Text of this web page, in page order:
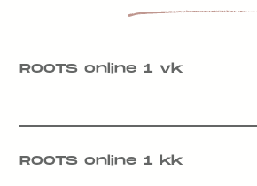
ROOTS online 1 vk
ROOTS online 1 kk